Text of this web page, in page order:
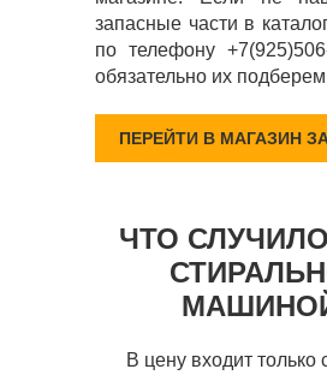
запасные части в
по телефону
обязательно их
ПЕРЕЙТИ В МАГАЗИН
ЧТО
В цену входит только